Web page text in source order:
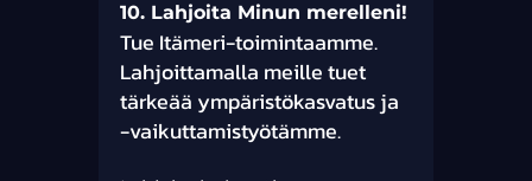
10. Lahjoita Minun merelleni!
Tue Itämeri-toimintaamme.
Lahjoittamalla meille tuet
tärkeää ympäristökasvatus ja
-vaikuttamistyötämme.